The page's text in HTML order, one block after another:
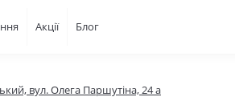
Акції Блог
вул. Олега Паршутіна, 24 а